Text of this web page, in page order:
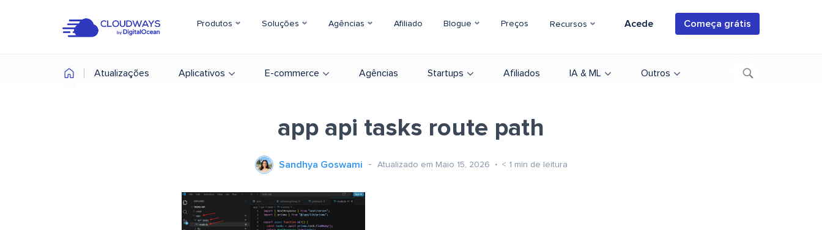
Produtos Soluções Agências Afiliado Blogue Preços Recursos Acede Começa grátis
Atualizações Aplicativos E-commerce Agências Startups Afiliados IA & ML Outros
app api tasks route path
Sandhya Goswami Atualizado em Maio 15, 2026 < 1 min de leitura